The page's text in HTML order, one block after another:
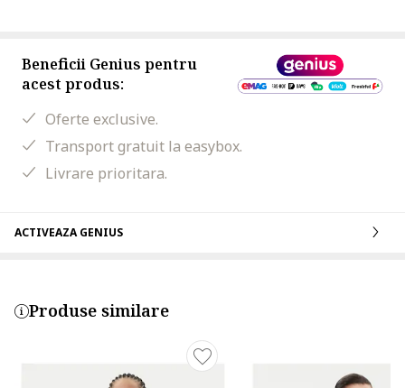
Beneficii Genius pentru
acest produs:
Oferte exclusive.
Transport gratuit la easybox.
Livrare prioritara.
ACTIVEAZA GENIUS
Produse similare